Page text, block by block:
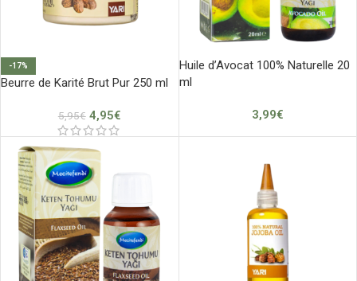
-17%
Beurre de Karité Brut Pur 250 ml
5,95€ 4,95€
Huile d’Avocat 100% Naturelle 20
ml
3,99€